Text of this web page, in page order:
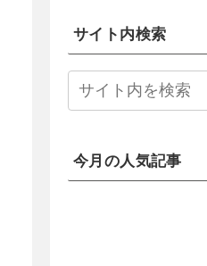
サイト内検索
今月の人気記事